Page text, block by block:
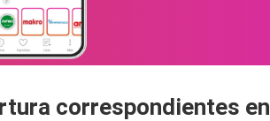
correspondientes en